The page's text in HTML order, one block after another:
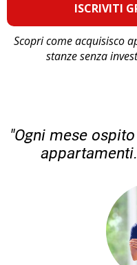
ISCRIVITI
Scopri come acquisisco
stanze senza
"Ogni mese